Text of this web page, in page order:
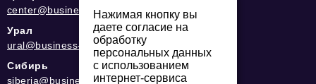
center@business-magazine.online
Урал
ural@business-magazine.online
Сибирь
siberia@business-magazine.online
Нажимая кнопку вы
даете согласие на
обработку
персональных данных
с использованием
интернет-сервиса